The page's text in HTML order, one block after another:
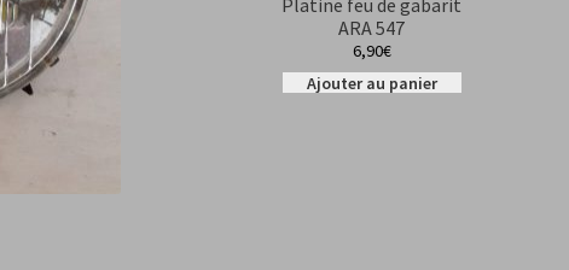
Platine feu de gabarit
ARA 547
6,90€
Ajouter au panier